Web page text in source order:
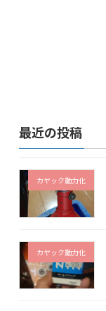
最近の投稿
カヤック動力化
カヤック動力化